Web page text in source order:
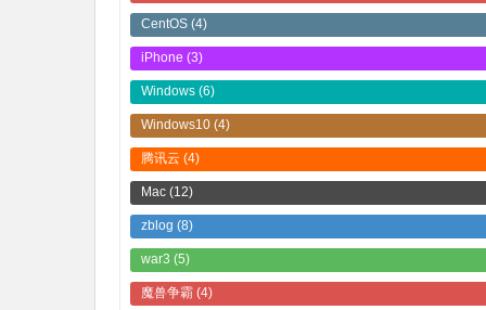
CentOS (4)
iPhone (3)
Windows (6)
Windows10 (4)
腾讯云 (4)
Mac (12)
zblog (8)
war3 (5)
魔兽争霸 (4)